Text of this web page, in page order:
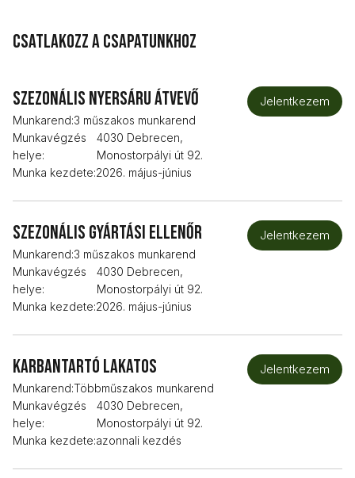
Csatlakozz a csapatunkhoz
Szezonális nyersáru átvevő
Munkarend:3 műszakos munkarend
Munkavégzés
helye:
4030 Debrecen,
Monostorpályi út 92.
Munka kezdete:2026. május-június
Jelentkezem
Szezonális gyártási ellenőr
Munkarend:3 műszakos munkarend
Munkavégzés
helye:
4030 Debrecen,
Monostorpályi út 92.
Munka kezdete:2026. május-június
Jelentkezem
Karbantartó lakatos
Munkarend:Többműszakos munkarend
Munkavégzés
helye:
4030 Debrecen,
Monostorpályi út 92.
Munka kezdete:azonnali kezdés
Jelentkezem